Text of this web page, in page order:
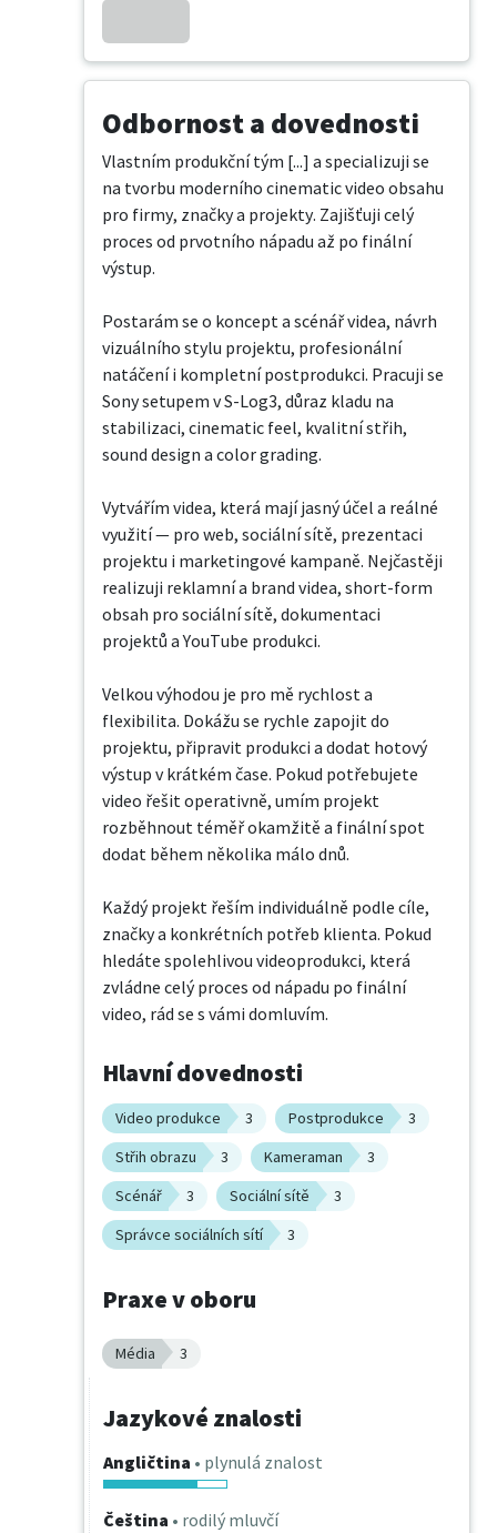
Odbornost a dovednosti
Vlastním produkční tým [...] a specializuji se
na tvorbu moderního cinematic video obsahu
pro firmy, značky a projekty. Zajišťuji celý
proces od prvotního nápadu až po finální
výstup.
Postarám se o koncept a scénář videa, návrh
vizuálního stylu projektu, profesionální
natáčení i kompletní postprodukci. Pracuji se
Sony setupem v S-Log3, důraz kladu na
stabilizaci, cinematic feel, kvalitní střih,
sound design a color grading.
Vytvářím videa, která mají jasný účel a reálné
využití — pro web, sociální sítě, prezentaci
projektu i marketingové kampaně. Nejčastěji
realizuji reklamní a brand videa, short-form
obsah pro sociální sítě, dokumentaci
projektů a YouTube produkci.
Velkou výhodou je pro mě rychlost a
flexibilita. Dokážu se rychle zapojit do
projektu, připravit produkci a dodat hotový
výstup v krátkém čase. Pokud potřebujete
video řešit operativně, umím projekt
rozběhnout téměř okamžitě a finální spot
dodat během několika málo dnů.
Každý projekt řeším individuálně podle cíle,
značky a konkrétních potřeb klienta. Pokud
hledáte spolehlivou videoprodukci, která
zvládne celý proces od nápadu po finální
video, rád se s vámi domluvím.
Hlavní dovednosti
Video produkce 3 Postprodukce
3
Střih obrazu
3 Kameraman
3
Scénář
3 Sociální sítě
3
Správce sociálních sítí
3
Praxe v oboru
Média 3
Jazykové znalosti
Angličtina • plynulá znalost
Čeština • rodilý mluvčí